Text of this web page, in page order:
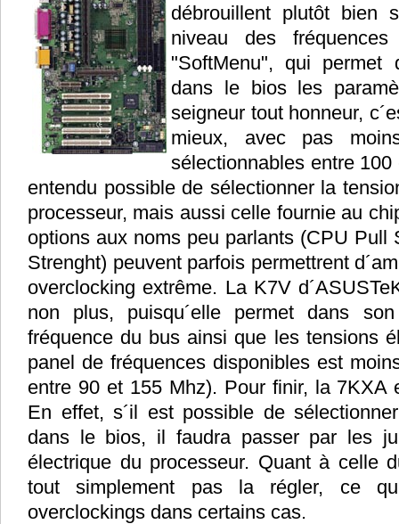
débrouillent plutôt bien
niveau des
"SoftMenu", qui permet
dans le bios les
seigneur tout honneur,
mieux, avec pas
sélectionnables entre
entendu possible de sélectionner la
processeur, mais aussi celle fournie au
options aux noms peu parlants (CPU Pull
Strenght) peuvent parfois permettrent
overclocking extrême. La K7V
non plus, puisqu´elle permet dans
fréquence du bus ainsi que les tensions
panel de fréquences disponibles est
entre 90 et 155 Mhz). Pour finir, la 7KXA
En effet, s´il est possible de
dans le bios, il faudra passer par les
électrique du processeur. Quant à celle
tout simplement pas la régler, ce
overclockings dans certains cas.